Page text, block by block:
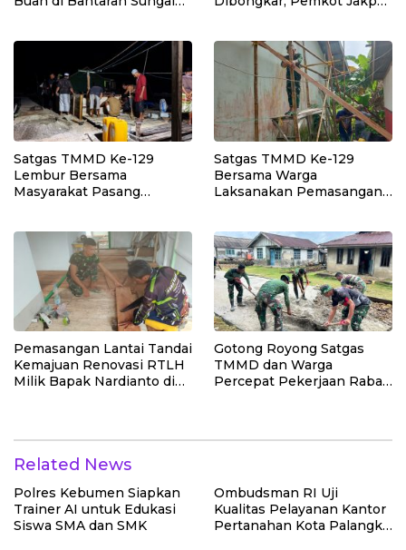
Lingkungan Sekaligus
Tingkatkan Manfaat
Ekonomi Warga
Satgas TMMD Ke-129
Lembur Bersama
Masyarakat Pasang
Satgas TMMD Ke-129
Bersama Warga
Laksanakan Pemasangan
Pemasangan Lantai Tandai
Kemajuan Renovasi RTLH
Milik Bapak Nardianto di
Gotong Royong Satgas
TMMD dan Warga
Percepat Pekerjaan Rabat
Related News
Polres Kebumen Siapkan
Trainer AI untuk Edukasi
Siswa SMA dan SMK
Ombudsman RI Uji
Kualitas Pelayanan Kantor
Pertanahan Kota Palangka